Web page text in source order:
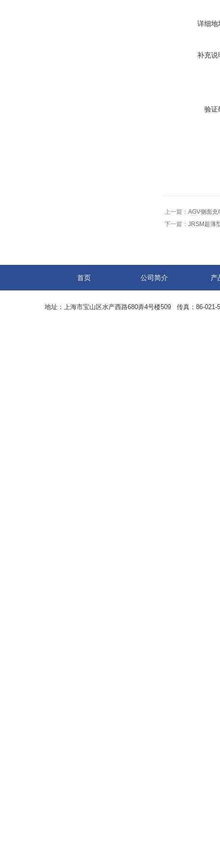
详细地
补充说
验证
上一篇： AGV侧面充
下一篇： JRSM超薄
首页 公司简介 产
地址：上海市宝山区水产西路680弄4号楼509 传真：86-